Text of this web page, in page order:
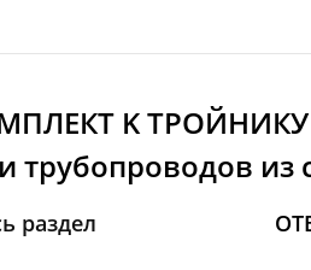
K ТРОЙНИКУ
трубопроводов из
раздел